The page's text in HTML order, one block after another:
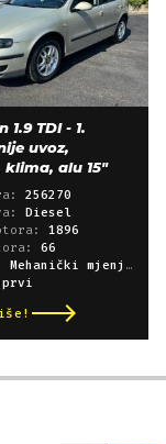
1.9 TDI - 1.
uvoz,
klima, alu 15"
256270
Diesel
1896
66
Mehanički mjenjač
prvi